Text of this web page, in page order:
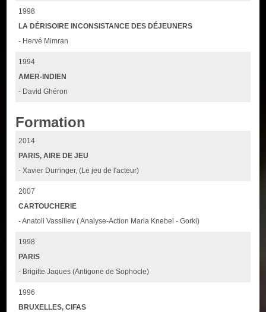
1998
LA DÉRISOIRE INCONSISTANCE DES DÉJEUNERS
- Hervé Mimran
1994
AMER-INDIEN
- David Ghéron
Formation
2014
PARIS, AIRE DE JEU
- Xavier Durringer, (Le jeu de l'acteur)
2007
CARTOUCHERIE
- Anatoli Vassiliev ( Analyse-Action Maria Knebel - Gorki)
1998
PARIS
- Brigitte Jaques (Antigone de Sophocle)
1996
BRUXELLES, CIFAS